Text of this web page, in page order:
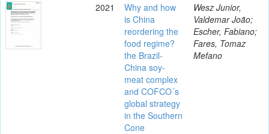
2021
Why and how
is China
reordering the
food regime?
the Brazil-
China soy-
meat complex
and COFCO´s
global strategy
in the Southern
Cone
Wesz Junior,
Valdemar João;
Escher, Fabiano;
Fares, Tomaz
Mefano